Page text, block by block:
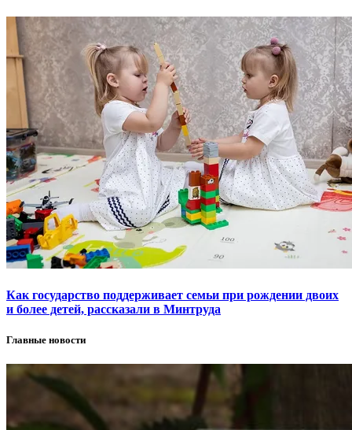
Как государство поддерживает семьи при рождении двоих
и более детей, рассказали в Минтруда
Главные новости